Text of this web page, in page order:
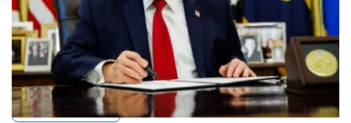
INTERNACIONALES